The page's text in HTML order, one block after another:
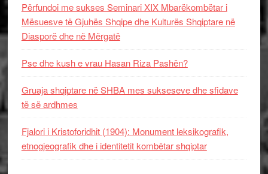
Përfundoi me sukses Seminari XIX Mbarëkombëtar i
Mësuesve të Gjuhës Shqipe dhe Kulturës Shqiptare në
Diasporë dhe në Mërgatë
Pse dhe kush e vrau Hasan Riza Pashën?
Gruaja shqiptare në SHBA mes sukseseve dhe sfidave
të së ardhmes
Fjalori i Kristoforidhit (1904): Monument leksikografik,
etnogjeografik dhe i identitetit kombëtar shqiptar